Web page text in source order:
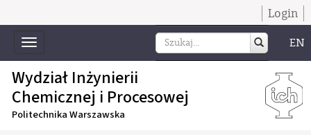
Login
Toggle
navigation
EN
Wydział Inżynierii
Chemicznej i Procesowej
Politechnika Warszawska